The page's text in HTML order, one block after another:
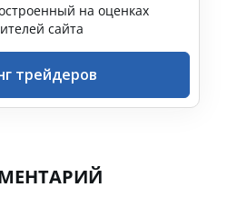
на оценках
сайта
трейдеров